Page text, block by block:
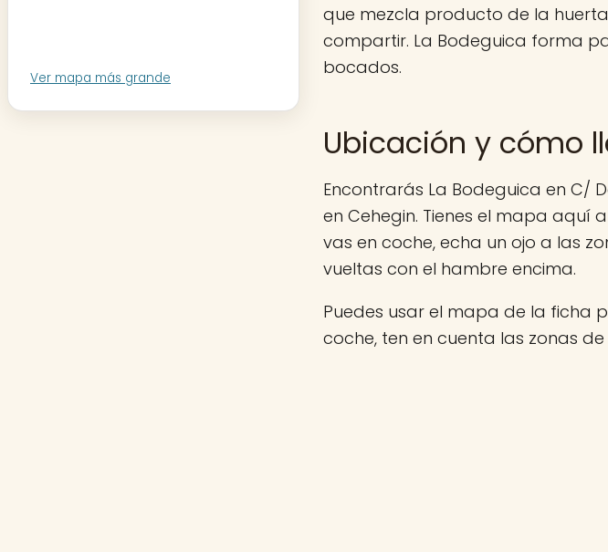
Ver mapa más grande
que mezcla producto de la
compartir. La Bodeguica forma
bocados.
Ubicación y cómo
Encontrarás La Bodeguica en C/
en Cehegin. Tienes el mapa aquí
vas en coche, echa un ojo a las
vueltas con el hambre encima.
Puedes usar el mapa de la ficha
coche, ten en cuenta las zonas